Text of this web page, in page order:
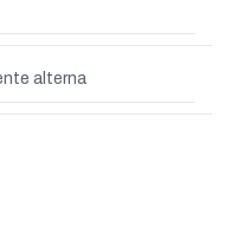
alterna